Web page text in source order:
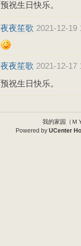
预祝生日快乐。
夜夜笙歌 2021-12-19
夜夜笙歌 2021-12-17
预祝生日快乐。
我的家园（
Powered by UCenter